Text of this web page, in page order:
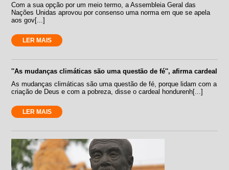
Com a sua opção por um meio termo, a Assembleia Geral das
Nações Unidas aprovou por consenso uma norma em que se apela
aos gov[...]
LER MAIS
''As mudanças climáticas são uma questão de fé'', afirma cardeal
As mudanças climáticas são uma questão de fé, porque lidam com a
criação de Deus e com a pobreza, disse o cardeal hondurenh[...]
LER MAIS